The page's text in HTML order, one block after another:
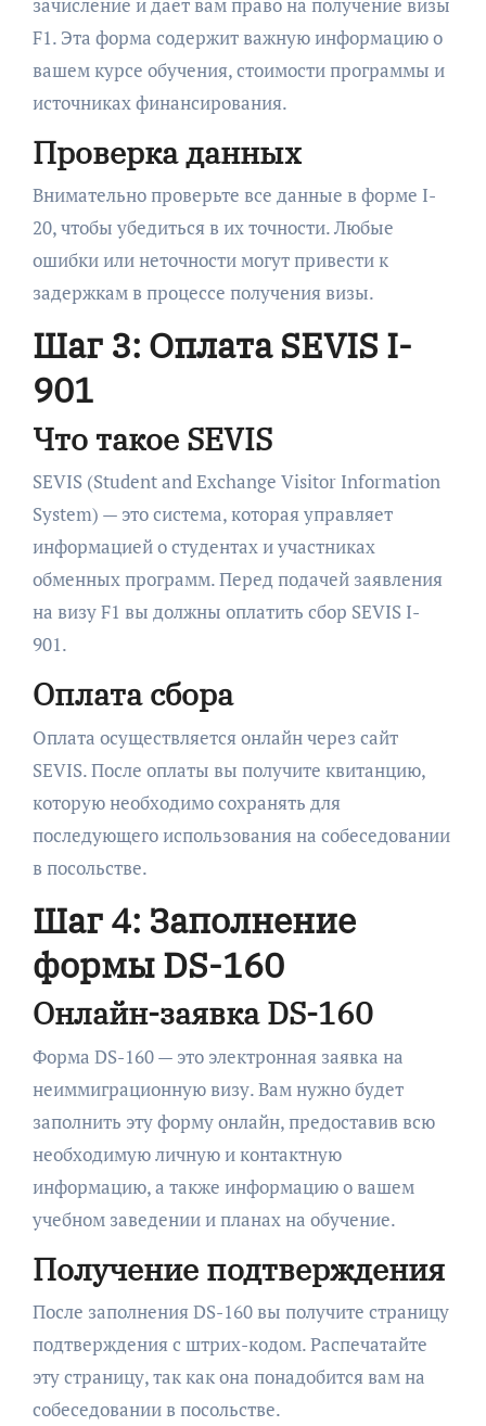
F1. Эта форма содержит важную информацию о
вашем курсе обучения, стоимости программы и
источниках финансирования.
Проверка данных
Внимательно проверьте все данные в форме I-
20, чтобы убедиться в их точности. Любые
ошибки или неточности могут привести к
задержкам в процессе получения визы.
Шаг 3: Оплата SEVIS I-
901
Что такое SEVIS
SEVIS (Student and Exchange Visitor Information
System) — это система, которая управляет
информацией о студентах и участниках
обменных программ. Перед подачей заявления
на визу F1 вы должны оплатить сбор SEVIS I-
901.
Оплата сбора
Оплата осуществляется онлайн через сайт
SEVIS. После оплаты вы получите квитанцию,
которую необходимо сохранять для
последующего использования на собеседовании
в посольстве.
Шаг 4: Заполнение
формы DS-160
Онлайн-заявка DS-160
Форма DS-160 — это электронная заявка на
неиммиграционную визу. Вам нужно будет
заполнить эту форму онлайн, предоставив всю
необходимую личную и контактную
информацию, а также информацию о вашем
учебном заведении и планах на обучение.
Получение подтверждения
После заполнения DS-160 вы получите страницу
подтверждения с штрих-кодом. Распечатайте
эту страницу, так как она понадобится вам на
собеседовании в посольстве.